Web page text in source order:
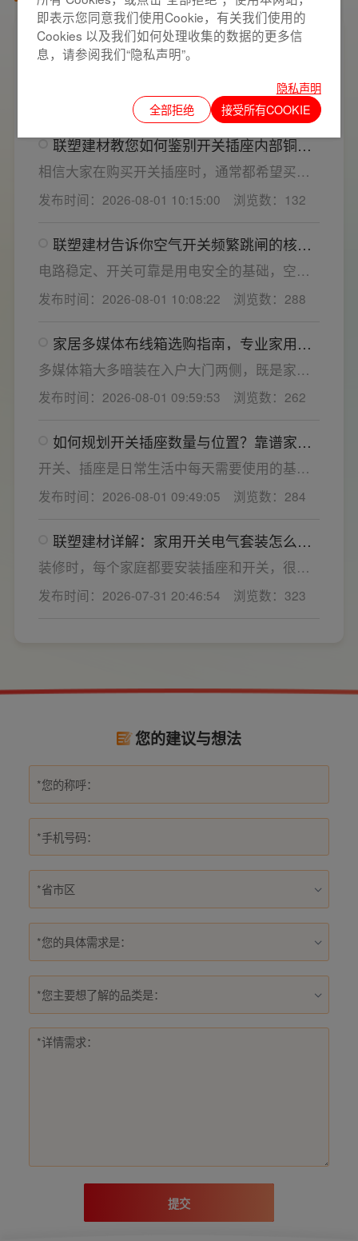
家用开关电气套装选购要点，开关插座“七
看”甄选技巧
决定居家用电的安全性与实用性，选材好坏影
响着长期居住体验。想要一站式搞定全屋电气
关键。联塑建材总结专业选购“七看”技巧，帮大
家精准避坑，挑选安全耐用的开关插座产品。
发布时间：2026-08-01 10:26:09 浏览数：604
联塑建材教您如何鉴别开关插座内部铜片
质量
相信大家在购买开关插座时，通常都希望买到
一款寿命长，质量好的产品，那么对于开关插
座而言，其里面的铜片好坏就直接决定了它的
越长越好(因为铜片长度决定了插座距离的大
小，插孔间距越宽二三插同时插入越方便)。
发布时间：2026-08-01 10:15:00 浏览数：132
联塑建材告诉你空气开关频繁跳闸的核心
原因与技术对策
电路稳定、开关可靠是用电安全的基础，空开
频繁跳闸大多源于电压波动、配件适配性不足
或防护结构设计缺陷。联塑建材依托成熟的电
电气套装产品，结构设计科学、稳压防护性能
优异，可有效应对电压瞬变、电网波动等场
发布时间：2026-08-01 10:08:22 浏览数：288
家居多媒体布线箱选购指南，专业家用开
关电气套装厂家为您详解
多媒体箱大多暗装在入户大门两侧，既是家居
弱电线路的集中收纳载体，也会影响墙面整体
装修美观度，外观颜值、内部空间、模块化功
一站式配齐全屋电气产品，选择综合实力过硬
的家用开关电气套装厂家，可以同时搞定开关
购与售后更省心。
发布时间：2026-08-01 09:59:53 浏览数：262
如何规划开关插座数量与位置？靠谱家用
开关电气套装品牌怎么选？
开关、插座是日常生活中每天需要使用的基础
电气配件。随着家用电器的普及，需要的电源
插座和开关也会越来越多。装修前期除了规划
关键。如果装修时开关、插座的数量设置不
够，或者开关、插座的位置设置不合理，会给
隐患。 所以装修前一定要精心规划开关、插座
发布时间：2026-08-01 09:49:05 浏览数：284
联塑建材详解：家用开关电气套装怎么
选，开关插座怎么安装更安全
装修时，每个家庭都要安装插座和开关，很多
业主在挑选家用开关电气套装之后，并不清楚
插座、开关合理的离地高度以及规范的安装方
发布时间：2026-07-31 20:46:54 浏览数：323
您的建议与想法
*您的具体需求是：
*您主要想了解的品类是：
提交
即表示您同意我们使用Cookie，有关我们使用的
Cookies 以及我们如何处理收集的数据的更多信
息，请参阅我们“隐私声明”。
隐私声明
全部拒绝
接受所有COOKIE